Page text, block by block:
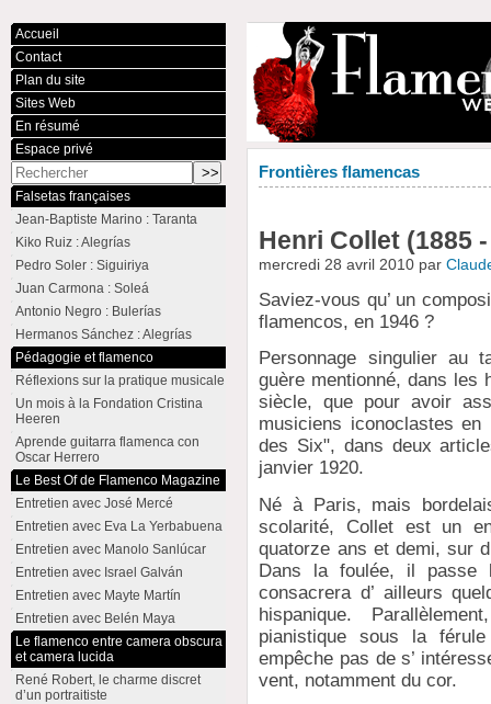
Frontières flamencas
Henri Collet (1885
mercredi 28 avril 2010 par
Saviez-vous qu’ un
flamencos, en 1946 ?
Personnage singulier au
guère mentionné, dans les
siècle, que pour avoir
musiciens iconoclastes en
des Six", dans deux
janvier 1920.
Né à Paris, mais
scolarité, Collet est un
quatorze ans et demi, sur
Dans la foulée, il passe
consacrera d’ ailleurs
hispanique.
pianistique sous la
empêche pas de s’
vent, notamment du cor.
Accueil
Contact
Plan du site
Sites Web
En résumé
Espace privé
Falsetas françaises
Jean-Baptiste Marino : Taranta
Kiko Ruiz : Alegrías
Pedro Soler : Siguiriya
Juan Carmona : Soleá
Antonio Negro : Bulerías
Hermanos Sánchez : Alegrías
Pédagogie et flamenco
Réflexions sur la pratique musicale
Un mois à la Fondation Cristina
Heeren
Aprende guitarra flamenca con
Oscar Herrero
Le Best Of de Flamenco Magazine
Entretien avec José Mercé
Entretien avec Eva La Yerbabuena
Entretien avec Manolo Sanlúcar
Entretien avec Israel Galván
Entretien avec Mayte Martín
Entretien avec Belén Maya
Le flamenco entre camera obscura
et camera lucida
René Robert, le charme discret
d’un portraitiste